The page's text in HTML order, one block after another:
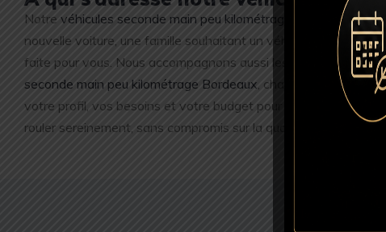
Notre véhicules seconde main peu kilométrage Bordeaux
nouvelle voiture, une famille souhaitant un véhicule plus
faite pour vous. Nous accompagnons aussi les entreprises et
seconde main peu kilométrage Bordeaux , chacun peut
votre profil, vos besoins et votre budget pour vous proposer la
rouler sereinement, sans compromis sur la qualité ni sur le prix.